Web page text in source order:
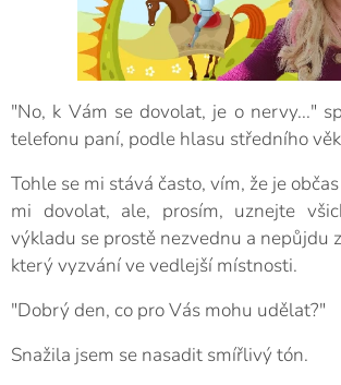
"No, k Vám se dovolat, je o nervy..."
telefonu paní, podle hlasu středního
Tohle se mi stává často, vím, že je
mi dovolat, ale, prosím, uznejte
výkladu se prostě nezvednu a nepůjdu
který vyzvání ve vedlejší místnosti.
"Dobrý den, co pro Vás mohu udělat?"
Snažila jsem se nasadit smířlivý tón.